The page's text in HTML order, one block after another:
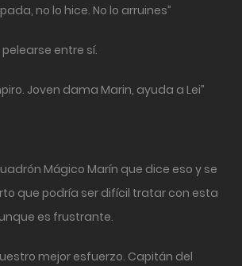
no lo hice. No lo arruines”
entre sí.
Joven dama Marin, ayuda a Lei”
Mágico Marín que dice eso y se
que podría ser difícil tratar con esta
es frustrante.
mejor esfuerzo. Capitán del